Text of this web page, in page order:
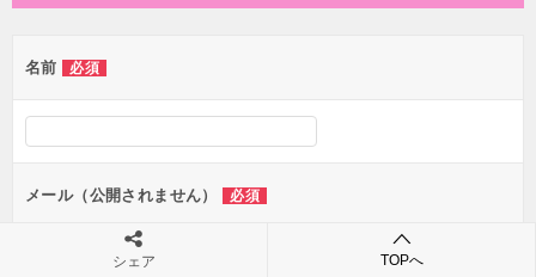
ー
シ
ン
名前 必須
メール（公開されません） 必須
シェア TOPへ